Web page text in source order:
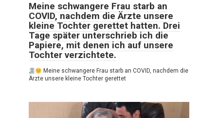
Meine schwangere Frau starb an
COVID, nachdem die Ärzte unsere
kleine Tochter gerettet hatten. Drei
Tage später unterschrieb ich die
Papiere, mit denen ich auf unsere
Tochter verzichtete.
Meine schwangere Frau starb an COVID, nachdem die
Ärzte unsere kleine Tochter gerettet